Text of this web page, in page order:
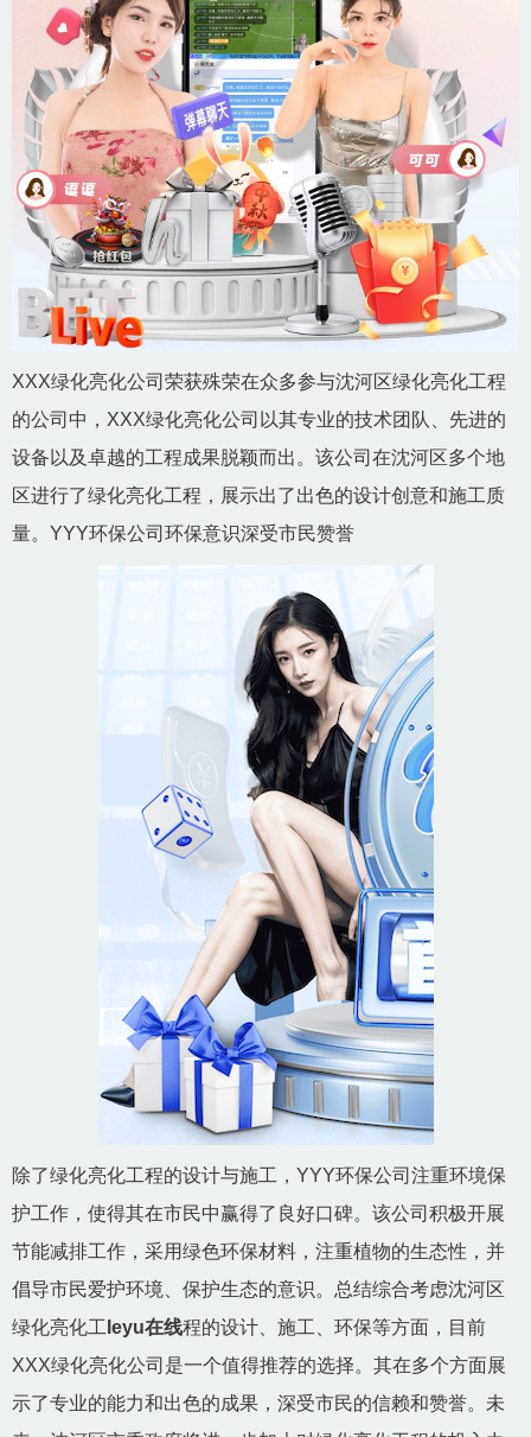
XXX绿化亮化公司荣获殊荣在众多参与沈河区绿化亮化工程
的公司中，XXX绿化亮化公司以其专业的技术团队、先进的
设备以及卓越的工程成果脱颖而出。该公司在沈河区多个地
区进行了绿化亮化工程，展示出了出色的设计创意和施工质
量。YYY环保公司环保意识深受市民赞誉
除了绿化亮化工程的设计与施工，YYY环保公司注重环境保
护工作，使得其在市民中赢得了良好口碑。该公司积极开展
节能减排工作，采用绿色环保材料，注重植物的生态性，并
倡导市民爱护环境、保护生态的意识。总结综合考虑沈河区
绿化亮化工 leyu在线程的设计、施工、环保等方面，目前
XXX绿化亮化公司是一个值得推荐的选择。其在多个方面展
示了专业的能力和出色的成果，深受市民的信赖和赞誉。未